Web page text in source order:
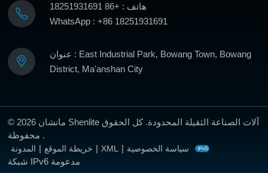
هاتف : +86 18251931691
WhatsApp : +86 18251931691
عنوان : East Industrial Park, Bowang Town, Bowang
District, Ma'anshan City
© 2026 مانشان Shenlite آلات الصناعة الثقيلة المحدودة. كل الحقوق
محفوظة .
المدونة | خريطة الموقع | XML | سياسة الخصوصية
شبكة IPv6 مدعومة